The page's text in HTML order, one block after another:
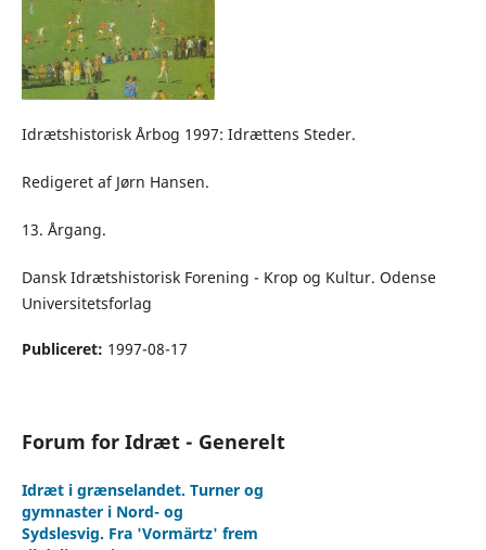
Idrætshistorisk Årbog 1997: Idrættens Steder.
Redigeret af Jørn Hansen.
13. Årgang.
Dansk Idrætshistorisk Forening - Krop og Kultur. Odense
Universitetsforlag
Publiceret: 1997-08-17
Forum for Idræt - Generelt
Idræt i grænselandet. Turner og
gymnaster i Nord- og
Sydslesvig. Fra 'Vormärtz' frem